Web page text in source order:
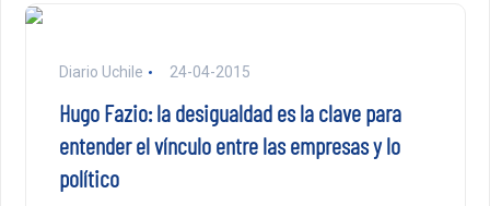
Diario Uchile 24-04-2015
Hugo Fazio: la desigualdad es la clave para
entender el vínculo entre las empresas y lo
político